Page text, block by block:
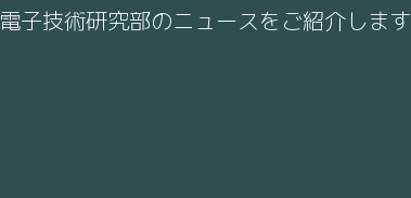
電子技術研究部のニュースをご紹介します